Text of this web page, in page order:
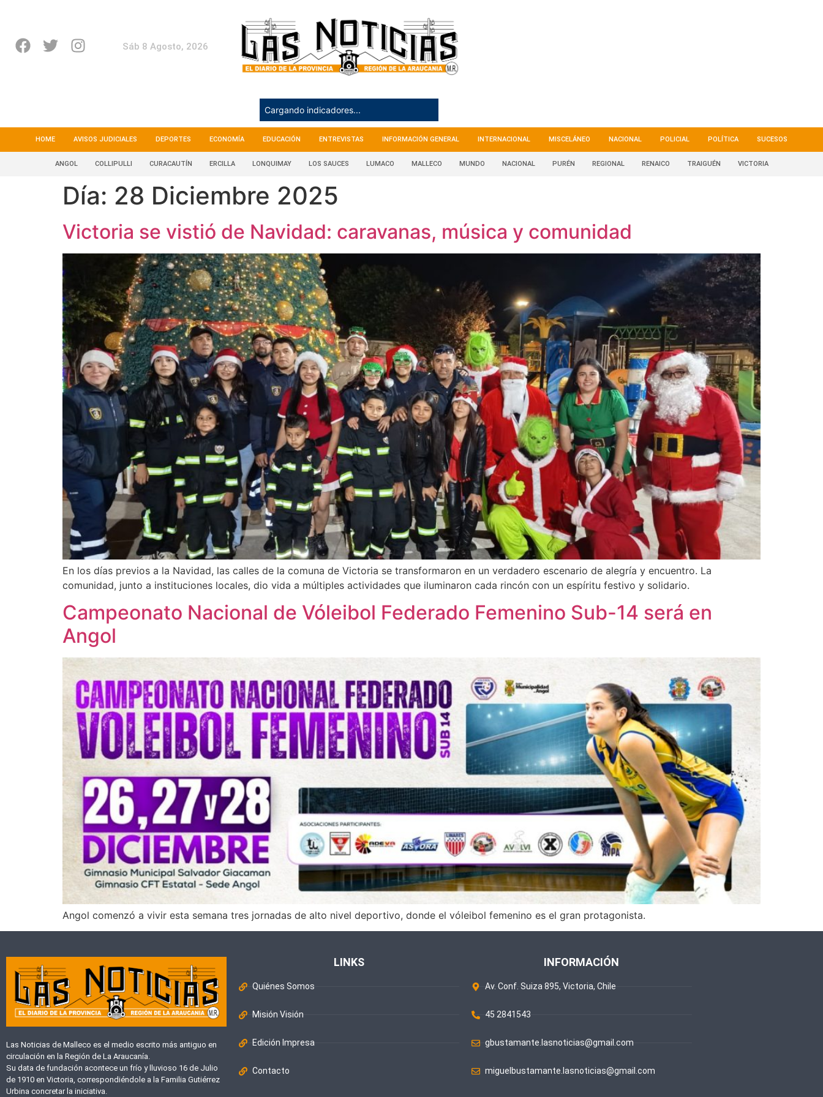
Sáb 8 Agosto, 2026
Cargando indicadores...
HOME AVISOS JUDICIALES DEPORTES ECONOMÍA EDUCACIÓN ENTREVISTAS INFORMACIÓN GENERAL INTERNACIONAL MISCELÁNEO NACIONAL POLICIAL POLÍTICA SUCESOS
ANGOL COLLIPULLI CURACAUTÍN ERCILLA LONQUIMAY LOS SAUCES LUMACO MALLECO MUNDO NACIONAL PURÉN REGIONAL RENAICO TRAIGUÉN VICTORIA
Día: 28 Diciembre 2025
Victoria se vistió de Navidad: caravanas, música y comunidad
En los días previos a la Navidad, las calles de la comuna de Victoria se transformaron en un verdadero escenario de alegría y encuentro. La
comunidad, junto a instituciones locales, dio vida a múltiples actividades que iluminaron cada rincón con un espíritu festivo y solidario.
Campeonato Nacional de Vóleibol Federado Femenino Sub-14 será en
Angol
Angol comenzó a vivir esta semana tres jornadas de alto nivel deportivo, donde el vóleibol femenino es el gran protagonista.
Las Noticias de Malleco es el medio escrito más antiguo en
circulación en la Región de La Araucanía.
Su data de fundación acontece un frío y lluvioso 16 de Julio
de 1910 en Victoria, correspondiéndole a la Familia Gutiérrez
Urbina concretar la iniciativa.
LINKS
Quiénes Somos
Misión Visión
Edición Impresa
Contacto
INFORMACIÓN
Av. Conf. Suiza 895, Victoria, Chile
45 2841543
gbustamante.lasnoticias@gmail.com
miguelbustamante.lasnoticias@gmail.com